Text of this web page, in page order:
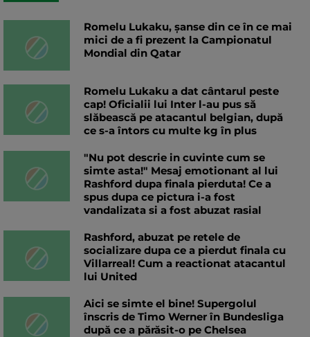
Romelu Lukaku, șanse din ce în ce mai
mici de a fi prezent la Campionatul
Mondial din Qatar
Romelu Lukaku a dat cântarul peste
cap! Oficialii lui Inter l-au pus să
slăbească pe atacantul belgian, după
ce s-a întors cu multe kg în plus
"Nu pot descrie in cuvinte cum se
simte asta!" Mesaj emotionant al lui
Rashford dupa finala pierduta! Ce a
spus dupa ce pictura i-a fost
vandalizata si a fost abuzat rasial
Rashford, abuzat pe retele de
socializare dupa ce a pierdut finala cu
Villarreal! Cum a reactionat atacantul
lui United
Aici se simte el bine! Supergolul
înscris de Timo Werner în Bundesliga
după ce a părăsit-o pe Chelsea